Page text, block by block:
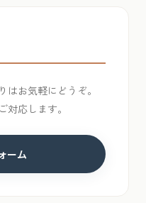
はお気軽にどうぞ。
応します。
ーム